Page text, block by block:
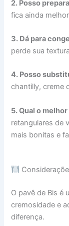
2. Posso
fica ainda
3. Dá para
perde sua
4. Posso
chantilly, creme
5. Qual o
retangulares de
mais bonitas e
O pavê de Bis é
cremosidade e
diferença.